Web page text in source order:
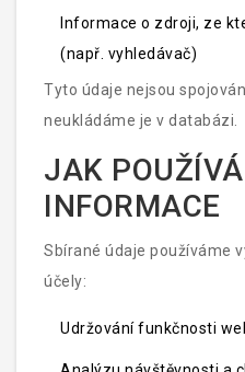
Informace o zdroji, ze
(např. vyhledávač)
Tyto údaje nejsou
neukládáme je v databázi.
JAK
INFORMACE
Sbírané údaje používáme
účely:
Udržování funkčnosti